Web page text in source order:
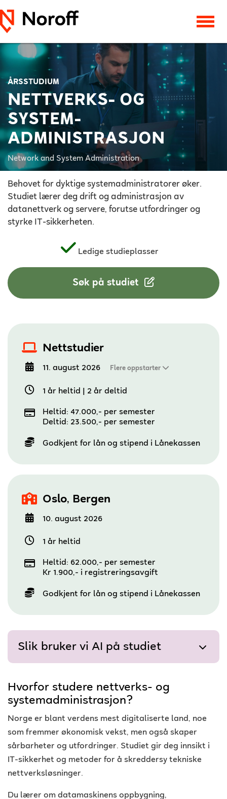
ÅRSSTUDIUM
NETTVERKS- OG
SYSTEM­
ADMINISTRASJON
Network and System Administration
Behovet for dyktige systemadministratorer øker.
Studiet lærer deg drift og administrasjon av
datanettverk og servere, forutse utfordringer og
styrke IT-sikkerheten.
Ledige studieplasser
Søk på studiet
Nettstudier
11. august 2026 Flere oppstarter
1 år heltid 2 år deltid
Heltid: 47.000,- per semester
Deltid: 23.500,- per semester
Godkjent for lån og stipend i Lånekassen
Oslo, Bergen
10. august 2026
1 år heltid
Heltid: 62.000,- per semester
Kr 1.900,- i registreringsavgift
Godkjent for lån og stipend i Lånekassen
Slik bruker vi AI på studiet
Hvorfor studere nettverks- og
systemadministrasjon?
Norge er blant verdens mest digitaliserte land, noe
som fremmer økonomisk vekst, men også skaper
sårbarheter og utfordringer. Studiet gir deg innsikt i
IT-sikkerhet og metoder for å skreddersy tekniske
nettverksløsninger.
Du lærer om datamaskinens oppbygning,